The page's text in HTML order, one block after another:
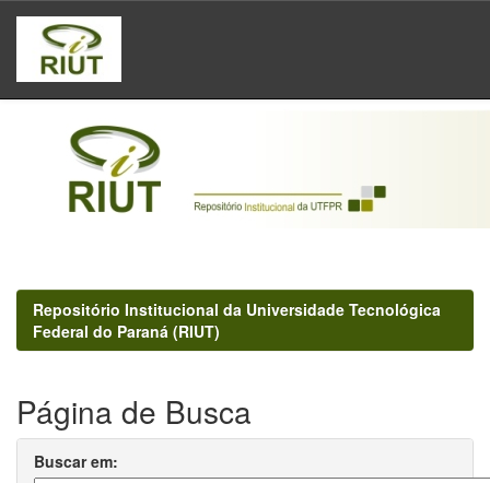
Skip
navigation
Repositório Institucional da Universidade Tecnológica
Federal do Paraná (RIUT)
Página de Busca
Buscar em: